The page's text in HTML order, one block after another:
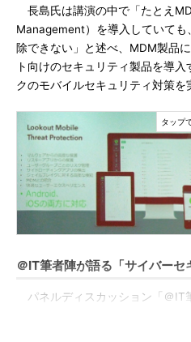
長島氏は講演の中で「たとえ
Management）を導入していて
除できない」と述べ、MDM製品
ト向けのセキュリティ製品を導
クのモバイルセキュリティ対策を
＠IT筆者陣が語る「サイバーセ
パネルディスカッション「＠IT